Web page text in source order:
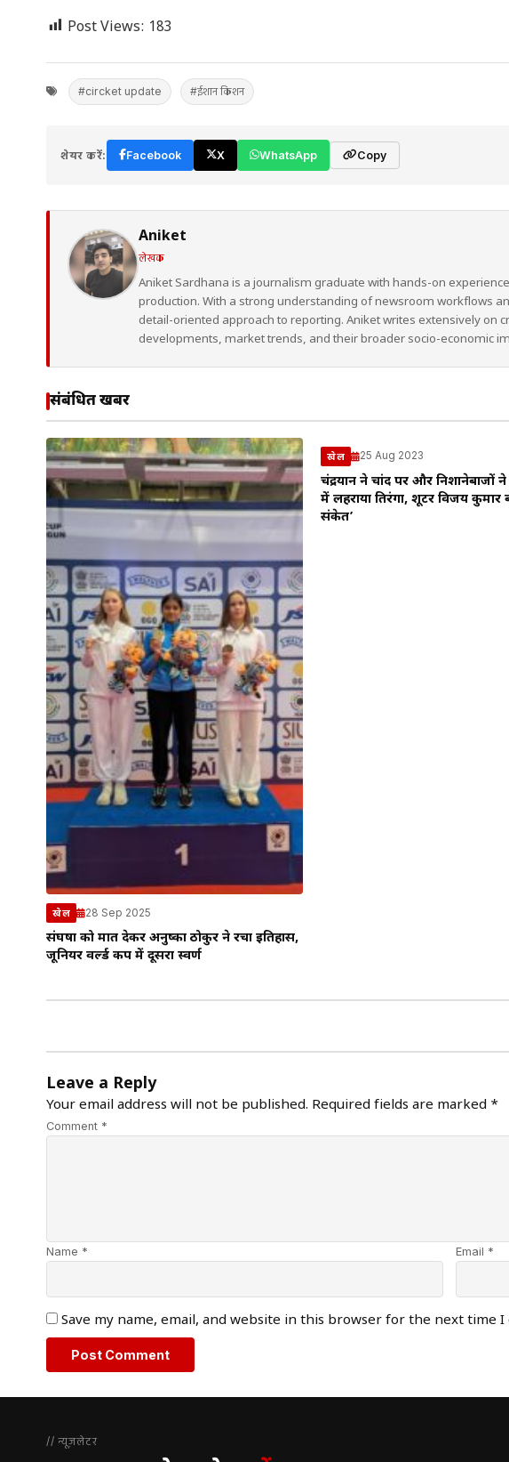
Post Views: 183
#circket update #ईशान किशन
शेयर करें: Facebook X WhatsApp Copy
Aniket
लेखक
Aniket Sardhana is a journalism graduate with hands-on
production. With a strong understanding of newsroom workflows
detail-oriented approach to reporting. Aniket writes extensively on
developments, market trends, and their broader socio-economic
संबंधित खबरें
खेल 28 Sep 2025
संघर्षों को मात देकर अनुष्का ठोकुर ने रचा इतिहास,
जूनियर वर्ल्ड कप में दूसरा स्वर्ण
खेल 25 Aug 2023
चंद्रयान ने चांद पर और निशानेबाजों
में लहराया तिरंगा, शूटर विजय
संकेत’
Leave a Reply
Your email address will not be published. Required fields are marked *
Comment *
Name * Email *
Save my name, email, and website in this browser for the next time I
// न्यूज़लेटर